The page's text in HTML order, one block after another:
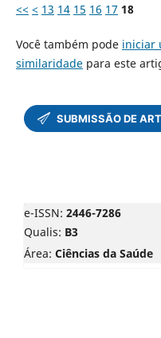
<< < 13 14 15 16 17 18
Você também pode iniciar
similaridadepara este
e-ISSN: 2446-7286
Qualis: B3
Área: Ciências da Saúde